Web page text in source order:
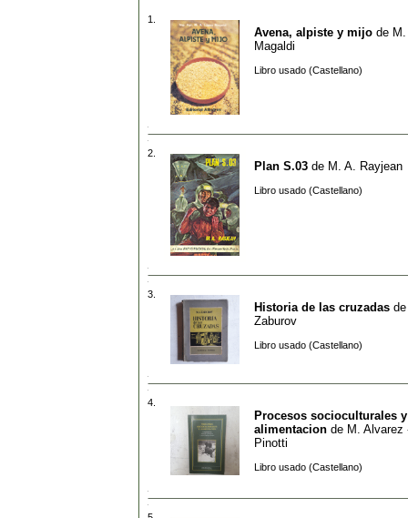
1.
Avena, alpiste y mijo de
Magaldi
Libro usado (Castellano)
2.
Plan S.03 de M. A. Rayjean
Libro usado (Castellano)
3.
Historia de las cruzadas
Zaburov
Libro usado (Castellano)
4.
Procesos socioculturales y
alimentacion de M. Alvarez
Pinotti
Libro usado (Castellano)